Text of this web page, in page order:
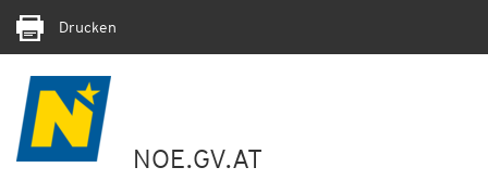
Drucken
NOE.GV.AT